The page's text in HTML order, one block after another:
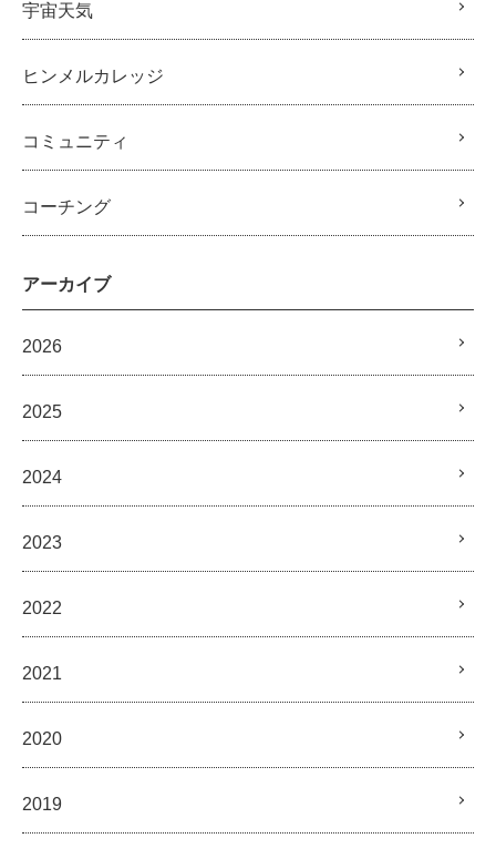
宇宙天気
ヒンメルカレッジ
コミュニティ
コーチング
アーカイブ
2026
2025
2024
2023
2022
2021
2020
2019